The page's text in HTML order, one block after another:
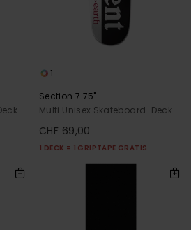
1
Section 7.75"
Multi Unisex Skateboard-Deck
CHF 69,00
1 DECK = 1 GRIPTAPE GRATIS